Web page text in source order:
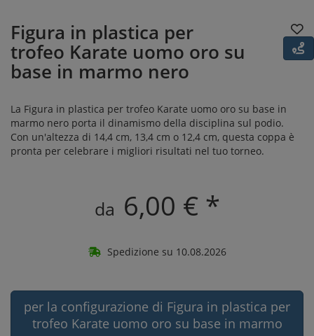
Figura in plastica per
trofeo Karate uomo oro su
base in marmo nero
La Figura in plastica per trofeo Karate uomo oro su base in
marmo nero porta il dinamismo della disciplina sul podio.
Con un'altezza di 14,4 cm, 13,4 cm o 12,4 cm, questa coppa è
pronta per celebrare i migliori risultati nel tuo torneo.
da 6,00 € *
Spedizione su 10.08.2026
per la configurazione di Figura in plastica per
trofeo Karate uomo oro su base in marmo